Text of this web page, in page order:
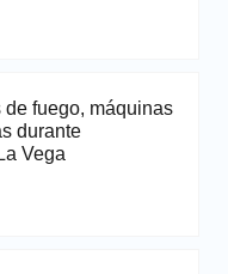
fuego, máquinas
durante
Vega